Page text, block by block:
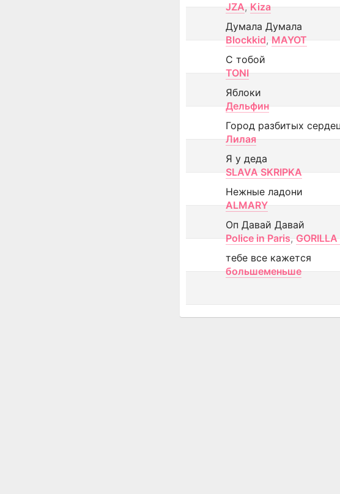
JZA, Kiza
Думала Думала
Blockkid, MAYOT
С тобой
TONI
Яблоки
Дельфин
Город разбитых
Лилая
Я у деда
SLAVA SKRIPKA
Нежные ладони
ALMARY
Оп Давай Давай
Police in Paris, GORILLA
тебе все кажется
большеменьше